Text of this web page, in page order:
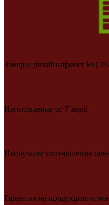
Замер и дизайн-проект
Изготовление от 7 дней
Наилучшее соотношение
Гарантия на продукцию и